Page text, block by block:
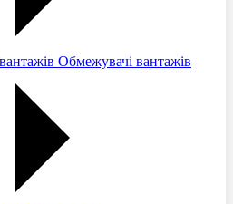
Обмежувачі вантажів